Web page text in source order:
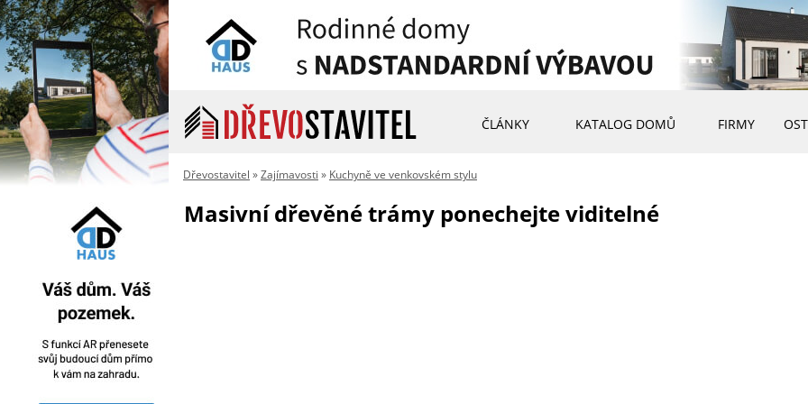
ČLÁNKY KATALOG DOMŮ FIRMY
Dřevostavitel »Zajímavosti » Kuchyně ve venkovském stylu
Masivní dřevěné trámy ponechejte viditelné